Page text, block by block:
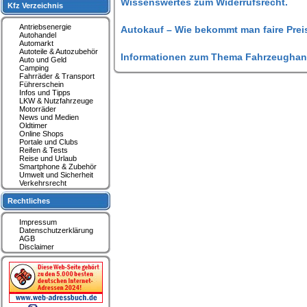
Autokauf – Wie bekommt man faire
Informationen zum Thema
Kfz Verzeichnis
Antriebsenergie
Autohandel
Automarkt
Autoteile & Autozubehör
Auto und Geld
Camping
Fahrräder & Transport
Führerschein
Infos und Tipps
LKW & Nutzfahrzeuge
Motorräder
News und Medien
Oldtimer
Online Shops
Portale und Clubs
Reifen & Tests
Reise und Urlaub
Smartphone & Zubehör
Umwelt und Sicherheit
Verkehrsrecht
Rechtliches
Impressum
Datenschutzerklärung
AGB
Disclaimer